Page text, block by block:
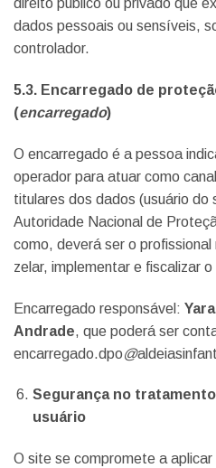
direito público ou privado que
dados pessoais ou sensíveis,
controlador.
5.3. Encarregado de
(encarregado)
O encarregado é a pessoa
operador para atuar como
titulares dos dados (usuário do
Autoridade Nacional de
como, deverá ser o profissional
zelar, implementar e fiscalizar
Encarregado responsável:
Andrade, que poderá ser
encarregado.dpo@
Segurança no
usuário
O site se compromete a